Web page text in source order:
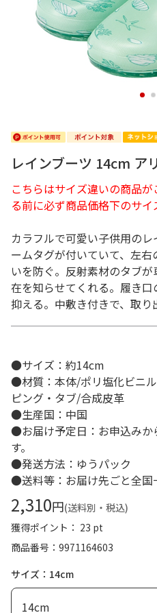
1 2
レインブーツ 14cm ア
こちらはサイズ違いの商品
る前に必ず商品価格下のサイ
カラフルで可愛い子供用の
ームタグが付いていて、左
いを防ぐ。反射素材のタブ
在を知らせてくれる。履き
抑える。中敷き付きで、取り
●サイズ：約14cm
●材質：本体/ポリ塩化ビニ
ピング・タブ/合成皮革
●生産国：中国
●お届け予定日：お申込みか
す。
●発送方法：ゆうパック
●送料等：お届け先ごと全国
2,310円(送料別・税込)
獲得ポイント： 23 pt
商品番号
9971164603
サイズ：14cm